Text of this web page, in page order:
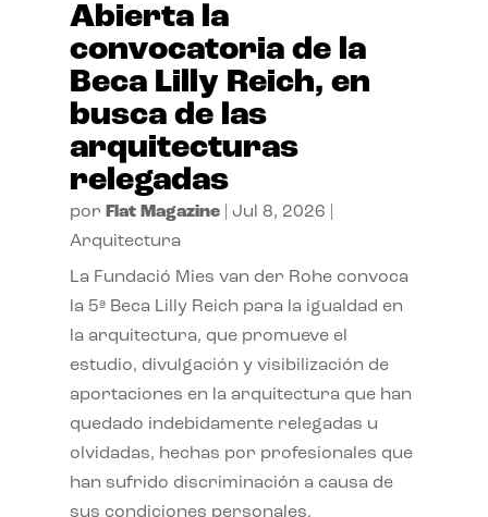
Abierta la
convocatoria de la
Beca Lilly Reich, en
busca de las
arquitecturas
relegadas
por Flat Magazine| Jul 8, 2026
Arquitectura
La Fundació Mies van der Rohe convoca
la 5ª Beca Lilly Reich para la igualdad en
la arquitectura, que promueve el
estudio, divulgación y visibilización de
aportaciones en la arquitectura que han
quedado indebidamente relegadas u
olvidadas, hechas por profesionales que
han sufrido discriminación a causa de
sus condiciones personales.